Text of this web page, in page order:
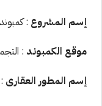
إسم المشروع :
موقع الكمبوند :
إسم المطور العقارى